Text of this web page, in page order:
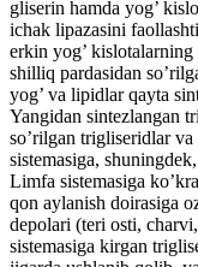
gliserin hamda yog’
ichak lipazasini
erkin yog’
shilliq pardasidan
yog’ va lipidlar qayta
Yangidan sintezlangan
so’rilgan trigliseridlar
sistemasiga,
Limfa sistemasiga
qon aylanish doirasiga
depolari (teri osti,
sistemasiga kirgan